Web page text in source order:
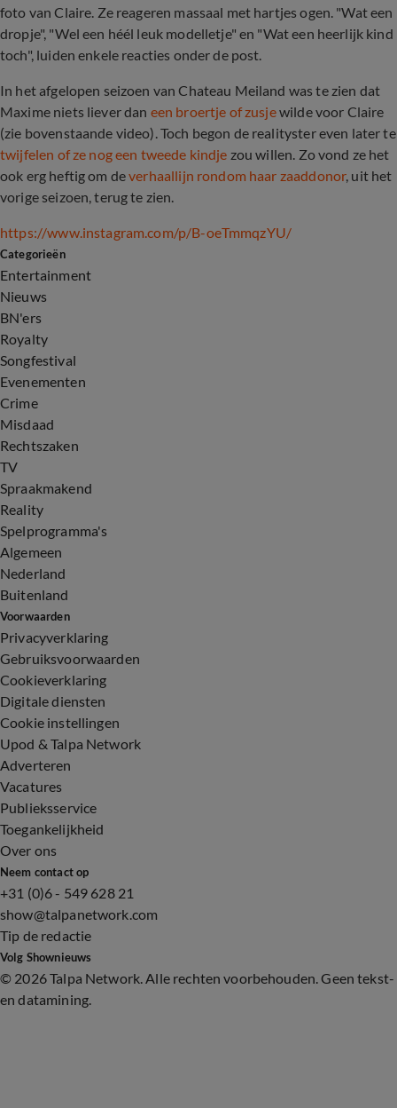
foto van Claire. Ze reageren massaal met hartjes ogen. "Wat een
dropje", "Wel een héél leuk modelletje" en "Wat een heerlijk kind
toch", luiden enkele reacties onder de post.
In het afgelopen seizoen van Chateau Meiland was te zien dat
Maxime niets liever dan een broertje of zusjewilde voor Claire
(zie bovenstaande video). Toch begon de realityster even later te
twijfelen of ze nog een tweede kindje zou willen. Zo vond ze het
ook erg heftig om deverhaallijn rondom haar zaaddonor, uit het
vorige seizoen, terug te zien.
https://www.instagram.com/p/B-oeTmmqzYU/
Categorieën
Entertainment
Nieuws
BN'ers
Royalty
Songfestival
Evenementen
Crime
Misdaad
Rechtszaken
TV
Spraakmakend
Reality
Spelprogramma's
Algemeen
Nederland
Buitenland
Voorwaarden
Privacyverklaring
Gebruiksvoorwaarden
Cookieverklaring
Digitale diensten
Cookie instellingen
Upod & Talpa Network
Adverteren
Vacatures
Publieksservice
Toegankelijkheid
Over ons
Neem contact op
+31 (0)6 - 549 628 21
show@talpanetwork.com
Tip de redactie
Volg Shownieuws
© 2026 Talpa Network. Alle rechten voorbehouden. Geen tekst-
en datamining.